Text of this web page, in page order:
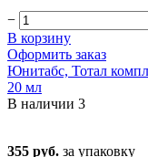
−
В корзину
Оформить заказ
Юнитабс, Тотал
20 мл
В наличии 3
355 руб. за упаковку